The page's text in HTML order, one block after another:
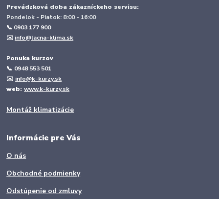
Prevádzková doba zákazníckeho servisu:
Pondelok - Piatok: 8:00 - 16:00
📞 0903 177 900
✉️ info@lacna-klima.sk
Ponuka kurzov
📞 0948 553 501
✉️ info@k-kurzy.sk
web:www.k-kurzy.sk
Montáž klimatizácie
Informácie pre Vás
O nás
Obchodné podmienky
Odstúpenie od zmluvy